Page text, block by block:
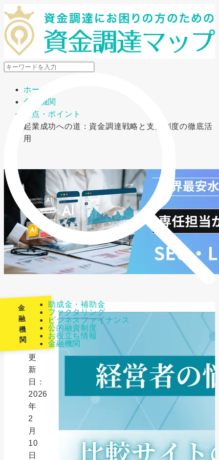
メニューを開閉
助成金・補助金
ファクタリング
ビジネスファイナンス
公的融資制度
お役立ち情報
金融機関
ホーム
金融機関
要点・ポイント
起業成功への道：資金調達戦略と支援制度の徹底活
用
金
融
機
関
更
新
日：
2026
年
2
月
10
日